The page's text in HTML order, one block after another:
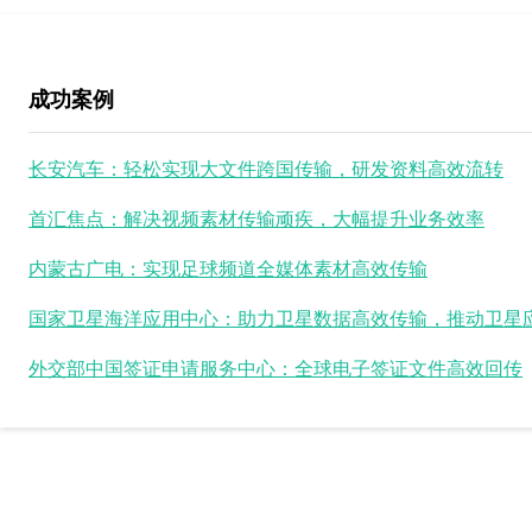
成功案例
长安汽车：轻松实现大文件跨国传输，研发资料高效流转
首汇焦点：解决视频素材传输顽疾，大幅提升业务效率
内蒙古广电：实现足球频道全媒体素材高效传输
外交部中国签证申请服务中心：全球电子签证文件高效回传